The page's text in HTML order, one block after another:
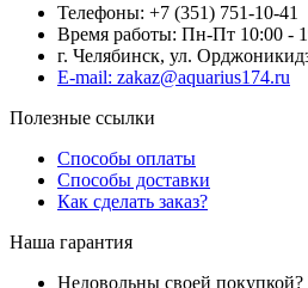
Телефоны: +7 (351) 751-10-41
Время работы: Пн-Пт 10:00 -
г. Челябинск, ул.
E-mail: zakaz@aquarius174.ru
Полезные ссылки
Способы оплаты
Способы доставки
Как сделать заказ?
Наша гарантия
Недовольны своей